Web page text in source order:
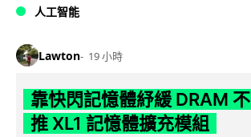
人工智能
Lawton 19 小時
靠快閃記憶體紓緩 DRAM
推 XL1 記憶體擴充模組